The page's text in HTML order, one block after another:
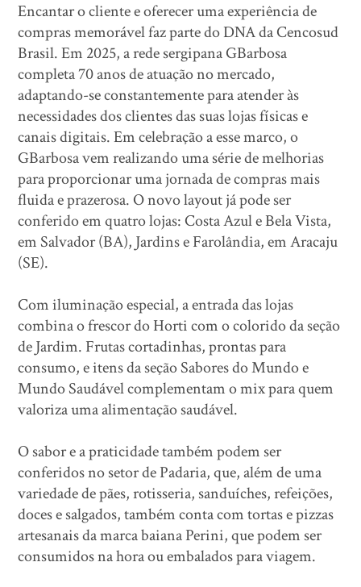
Encantar o cliente e oferecer uma experiência de
compras memorável faz parte do DNA da Cencosud
Brasil. Em 2025, a rede sergipana GBarbosa
completa 70 anos de atuação no mercado,
adaptando-se constantemente para atender às
necessidades dos clientes das suas lojas físicas e
canais digitais. Em celebração a esse marco, o
GBarbosa vem realizando uma série de melhorias
para proporcionar uma jornada de compras mais
fluida e prazerosa. O novo layout já pode ser
conferido em quatro lojas: Costa Azul e Bela Vista,
em Salvador (BA), Jardins e Farolândia, em Aracaju
(SE).
Com iluminação especial, a entrada das lojas
combina o frescor do Horti com o colorido da seção
de Jardim. Frutas cortadinhas, prontas para
consumo, e itens da seção Sabores do Mundo e
Mundo Saudável complementam o mix para quem
valoriza uma alimentação saudável.
O sabor e a praticidade também podem ser
conferidos no setor de Padaria, que, além de uma
variedade de pães, rotisseria, sanduíches, refeições,
doces e salgados, também conta com tortas e pizzas
artesanais da marca baiana Perini, que podem ser
consumidos na hora ou embalados para viagem.